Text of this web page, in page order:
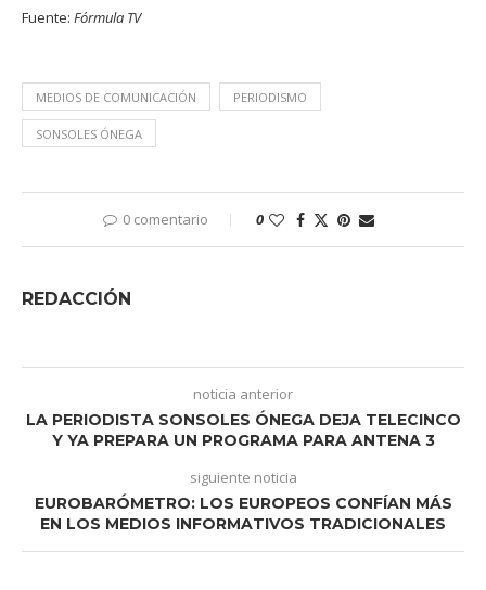
Fuente: Fórmula TV
MEDIOS DE COMUNICACIÓN PERIODISMO
SONSOLES ÓNEGA
0 comentario 0
REDACCIÓN
noticia anterior
LA PERIODISTA SONSOLES ÓNEGA DEJA TELECINCO
Y YA PREPARA UN PROGRAMA PARA ANTENA 3
siguiente noticia
EUROBARÓMETRO: LOS EUROPEOS CONFÍAN MÁS
EN LOS MEDIOS INFORMATIVOS TRADICIONALES